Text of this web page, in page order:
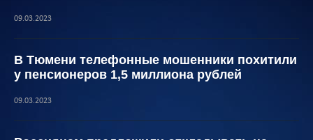
09.03.2023
В Тюмени телефонные мошенники похитили
у пенсионеров 1,5 миллиона рублей
09.03.2023